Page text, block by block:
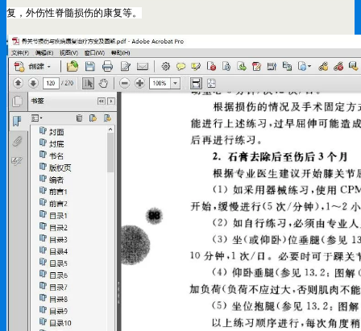
复，外伤性脊髓损伤的康复等。